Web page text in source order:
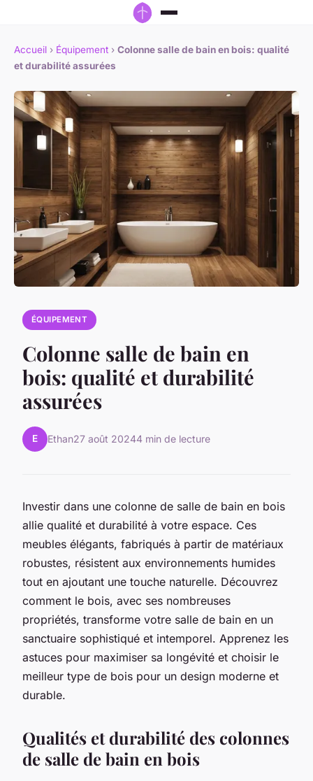
Accueil › Équipement › Colonne salle de bain en bois: qualité
et durabilité assurées
ÉQUIPEMENT
Colonne salle de bain en
bois: qualité et durabilité
assurées
E Ethan27 août 20244 min de lecture
Investir dans une colonne de salle de bain en bois
allie qualité et durabilité à votre espace. Ces
meubles élégants, fabriqués à partir de matériaux
robustes, résistent aux environnements humides
tout en ajoutant une touche naturelle. Découvrez
comment le bois, avec ses nombreuses
propriétés, transforme votre salle de bain en un
sanctuaire sophistiqué et intemporel. Apprenez les
astuces pour maximiser sa longévité et choisir le
meilleur type de bois pour un design moderne et
durable.
Qualités et durabilité des colonnes
de salle de bain en bois